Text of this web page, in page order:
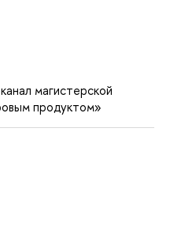
магистерской
продуктом»